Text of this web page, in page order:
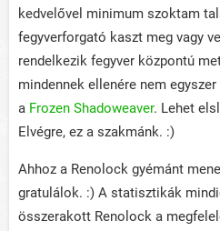
kedvelővel minimum szoktam
fegyverforgató kaszt meg vagy
rendelkezik fegyver központú
mindennek ellenére nem
a Frozen Shadoweaver. Lehet
Elvégre, ez a szakmánk. :)
Ahhoz a Renolock gyémánt
gratulálok. :) A statisztikák
összerakott Renolock a